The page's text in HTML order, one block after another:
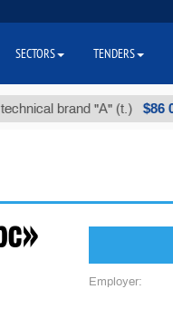
brand "А" (t.) $86 000
Employer:
SECTORS TENDERS